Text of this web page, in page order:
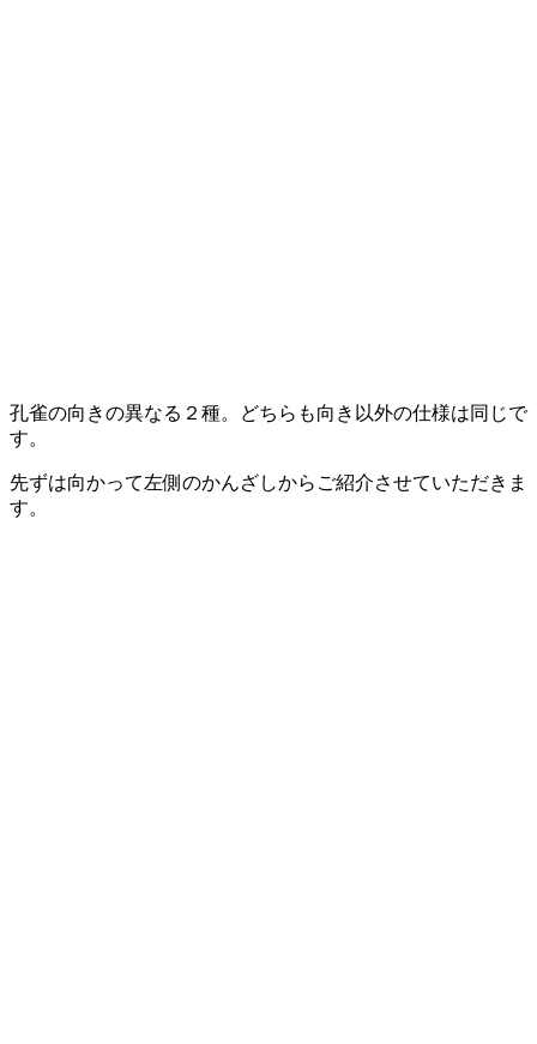
孔雀の向きの異なる２種。どちらも向き以外の仕様は同じで
す。
先ずは向かって左側のかんざしからご紹介させていただきま
す。